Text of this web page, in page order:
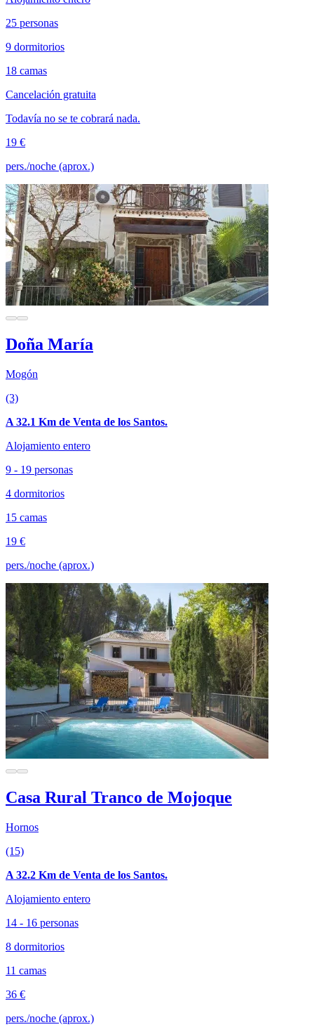
25 personas
9 dormitorios
18 camas
Cancelación gratuita
Todavía no se te cobrará nada.
19 €
pers./noche (aprox.)
Doña María
Mogón
(3)
A 32.1 Km de Venta de los Santos.
Alojamiento entero
9 - 19 personas
4 dormitorios
15 camas
19 €
pers./noche (aprox.)
Casa Rural Tranco de Mojoque
Hornos
(15)
A 32.2 Km de Venta de los Santos.
Alojamiento entero
14 - 16 personas
8 dormitorios
11 camas
36 €
pers./noche (aprox.)